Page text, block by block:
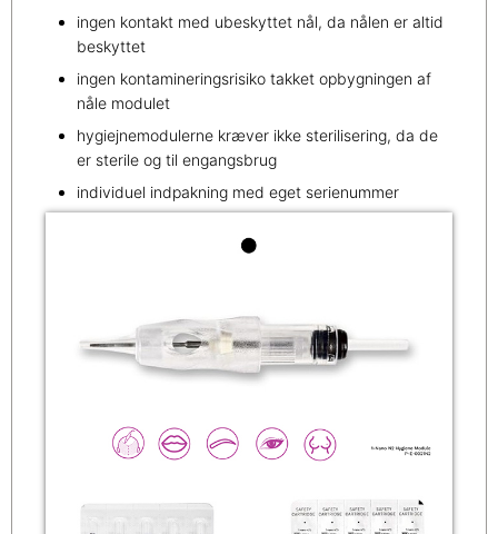
ingen kontakt med ubeskyttet nål, da nålen er altid
beskyttet
ingen kontamineringsrisiko takket opbygningen af
nåle modulet
hygiejnemodulerne kræver ikke sterilisering, da de
er sterile og til engangsbrug
individuel indpakning med eget serienummer